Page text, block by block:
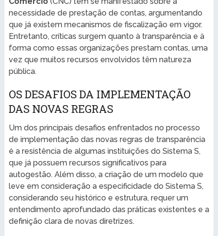
necessidade de prestação de contas, argumentando
que já existem mecanismos de fiscalização em vigor.
Entretanto, críticas surgem quanto à transparência e à
forma como essas organizações prestam contas, uma
vez que muitos recursos envolvidos têm natureza
pública.
OS DESAFIOS DA IMPLEMENTAÇÃO
DAS NOVAS REGRAS
Um dos principais desafios enfrentados no processo
de implementação das novas regras de transparência
é a resistência de algumas instituições do Sistema S,
que já possuem recursos significativos para
autogestão. Além disso, a criação de um modelo que
leve em consideração a especificidade do Sistema S,
considerando seu histórico e estrutura, requer um
entendimento aprofundado das práticas existentes e a
definição clara de novas diretrizes.